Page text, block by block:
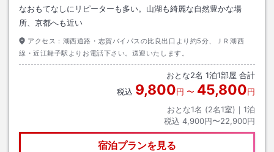
なおもてなしにリピーターも多い。山湖も綺麗な自然豊かな場
所、京都へも近い
アクセス： 湖西道路・志賀バイパスの比良出口より約5分、ＪＲ湖西
線・近江舞子駅よりお電話下さい。送迎いたします。
おとな2名 1泊1部屋 合計
税込 9,800円 〜 45,800円
おとな1名 (2名1室)｜ 1泊
税込 4,900円〜22,900円
宿泊プランを見る